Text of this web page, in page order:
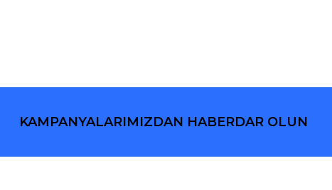
KAMPANYALARIMIZDAN HABERDAR OLUN